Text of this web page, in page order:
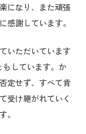
になり、また頑張
感謝しています。
いただいています
もしています。か
定せず、すべて肯
受け継がれていく
。